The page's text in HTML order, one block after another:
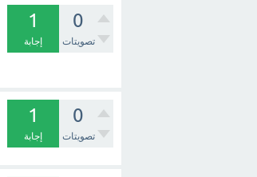
0
تصويتات
1
إجابة
0
تصويتات
1
إجابة